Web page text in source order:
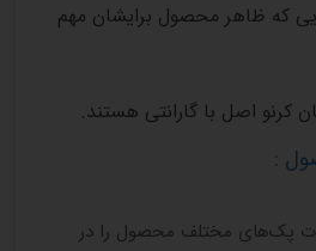
که ظاهر محصول برایشان مهم
کرنو اصل با گارانتی هستند.
:
پک‌های مختلف محصول را در